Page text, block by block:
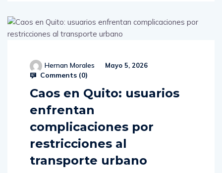
Hernan Morales Mayo 5, 2026
Comments (0)
Caos en Quito: usuarios
enfrentan
complicaciones por
restricciones al
transporte urbano